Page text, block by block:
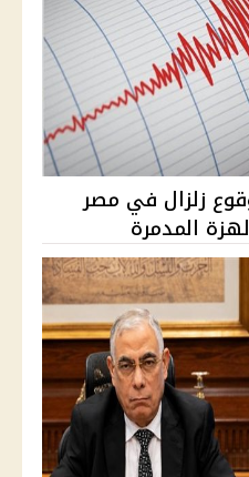
زلزال في مصر
المدمرة